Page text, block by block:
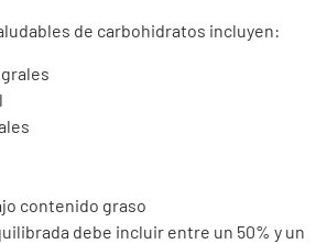
de carbohidratos incluyen:
contenido graso
debe incluir entre un 50% y un